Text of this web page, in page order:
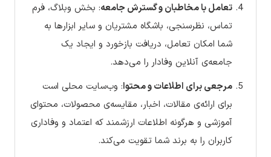
تعامل با مخاطبان و گسترش جامعه: بخش وبلاگ، فرم
تماس، نظرسنجی، باشگاه مشتریان و سایر ابزارها به
شما امکان تعامل، دریافت بازخورد و ایجاد یک
جامعه‌ی آنلاین وفادار را می‌دهد.
مرجعی برای اطلاعات و محتوا: وب‌سایت محلی است
برای ارائه‌ی مقالات، اخبار، مقایسه‌ی محصولات، محتوای
آموزشی و هرگونه اطلاعات ارزشمند که اعتماد و وفاداری
کاربران را به برند شما تقویت می‌کند.